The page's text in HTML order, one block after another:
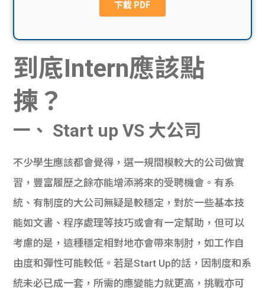
費貸
款
貸款
機
網上
私人
貸款
貸款
Exc
han
ge
de
校園
Gui
de
理財
到底Intern應該點
揀？
一、 Start up VS 大公司
不少學生應該都會覺得，選一規間模較大的公司做實
習，豐富履歷之餘亦能增添將來的受聘機會。有系
統、有制度的大公司無疑是較穩定，對於一些基本技
能如文書、程序處理等技巧或會有一定幫助，但可以
考慮的是，這種穩定相對地亦會帶來制肘，如工作自
由度和彈性可能較低。若是Start Up的話，因制度和系
統未必已成一套，所需的應變能力就更高，挑戰亦可